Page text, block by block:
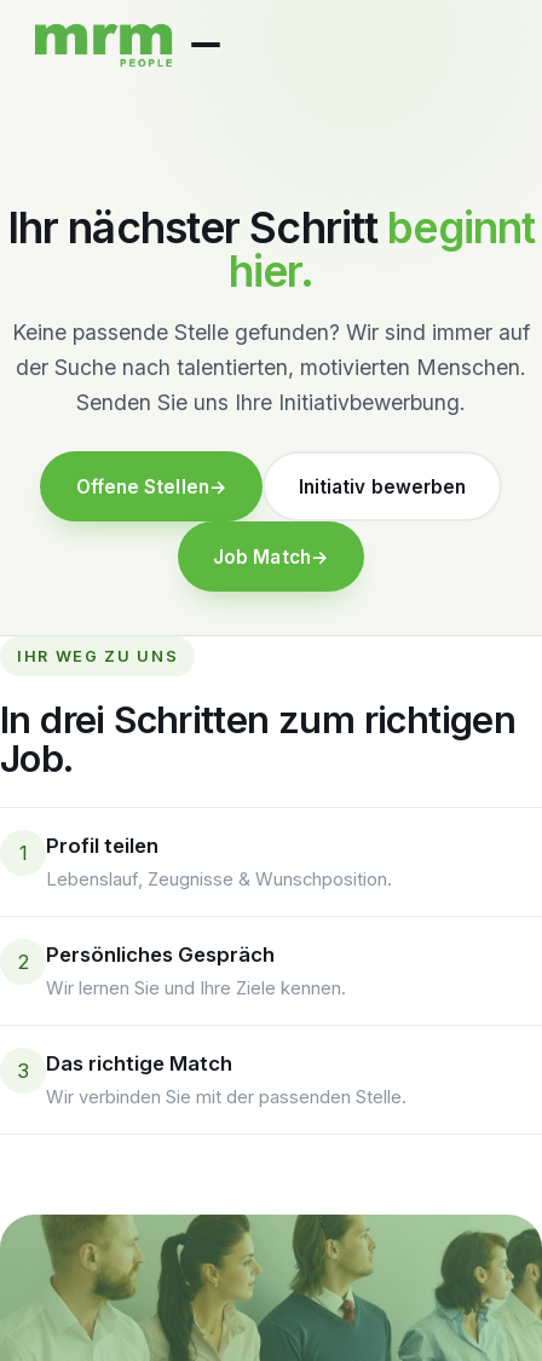
Ihr nächster Schritt beginnt
hier.
Keine passende Stelle gefunden? Wir sind immer auf
der Suche nach talentierten, motivierten Menschen.
Senden Sie uns Ihre Initiativbewerbung.
Offene Stellen→ Initiativ bewerben
Job Match→
IHR WEG ZU UNS
In drei Schritten zum richtigen
Job.
1 Profil teilen
Lebenslauf, Zeugnisse & Wunschposition.
2 Persönliches Gespräch
Wir lernen Sie und Ihre Ziele kennen.
3 Das richtige Match
Wir verbinden Sie mit der passenden Stelle.